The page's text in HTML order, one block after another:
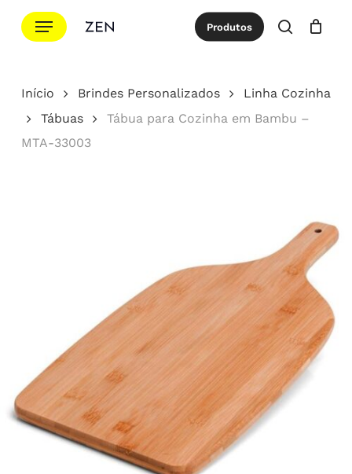
para
principal
Menu Produtos
procurar
Cotação Close
Início Brindes Personalizados
Linha Cozinha
Tábuas
Tábua para Cozinha em Bambu –
MTA-33003